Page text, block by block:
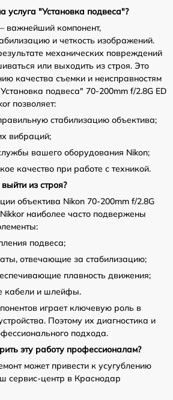
услуга "Установка подвеса"?
важнейший компонент,
и четкость изображений.
механических повреждений
или выходить из строя. Это
качества съемки и неисправностям
подвеса" 70-200mm f/2.8G ED
позволяет:
стабилизацию объектива;
вибраций;
вашего оборудования Nikon;
качество при работе с техникой.
из строя?
объектива Nikon 70-200mm f/2.8G
наиболее часто подвержены
подвеса;
отвечающие за стабилизацию;
плавность движения;
кабели и шлейфы.
играет ключевую роль в
Поэтому их диагностика и
подхода.
эту работу профессионалам?
может привести к усугублению
сервис-центр в Краснодар